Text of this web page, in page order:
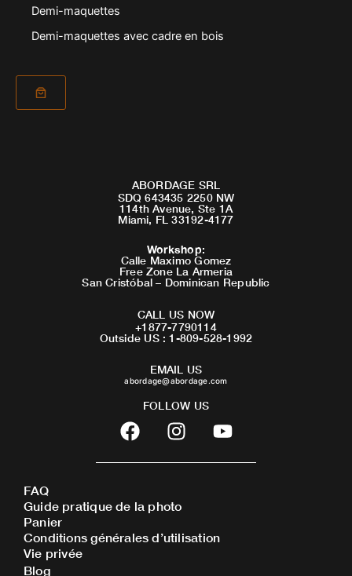
Demi-maquettes
Demi-maquettes avec cadre en bois
ABORDAGE SRL
SDQ 643435 2250 NW
114th Avenue, Ste 1A
Miami, FL 33192-4177
Workshop:
Calle Maximo Gomez
Free Zone La Armeria
San Cristóbal – Dominican Republic
CALL US NOW
+1877-7790114
Outside US : 1-809-528-1992
EMAIL US
abordage@abordage.com
FOLLOW US
F
a
c
b
o
o
I
n
s
a
g
r
Y
o
u
FAQ
Guide pratique de la photo
Panier
Conditions générales d’utilisation
Vie privée
Blog